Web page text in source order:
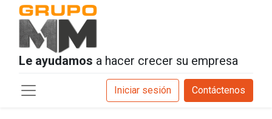
Le ayudamos a hacer crecer su empresa
Iniciar sesión Contáctenos